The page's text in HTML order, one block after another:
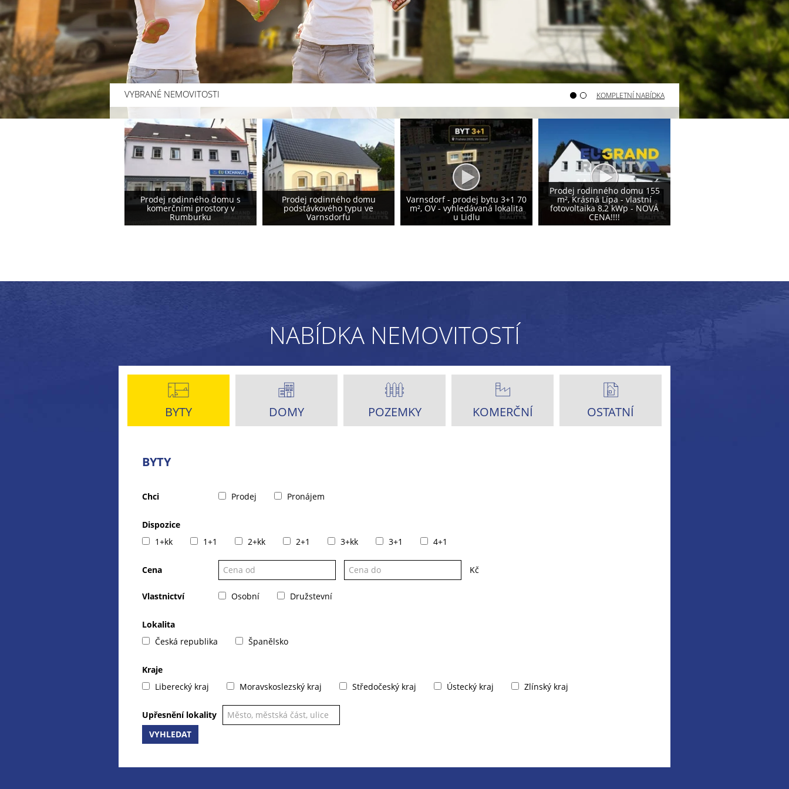
VYBRANÉ NEMOVITOSTI KOMPLETNÍ NABÍDKA
Prodej rodinného domu
podstávkového typu ve
Varnsdorfu
Varnsdorf - prodej bytu 3+1 70
m², OV - vyhledávaná lokalita
u Lidlu
Prodej rodinného domu 155
m², Krásná Lípa - vlastní
fotovoltaika 8,2 kWp - NOVÁ
CENA!!!!
Varnsdorf - prodej pozemku
800 m²
NABÍDKA NEMOVITOSTÍ
BYTY DOMY POZEMKY KOMERČNÍ OSTATNÍ
BYTY
Chci Prodej Pronájem
Dispozice
1+kk
1+1 2+kk 2+1 3+kk 3+1 4+1
Cena Kč
Vlastnictví Osobní Družstevní
Lokalita
Česká republika
Španělsko
Kraje
Liberecký kraj
Moravskoslezský kraj Středočeský kraj Ústecký kraj Zlínský kraj
Upřesnění lokality
VYHLEDAT